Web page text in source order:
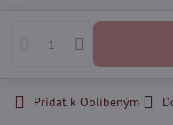
Přidat k Oblíbeným